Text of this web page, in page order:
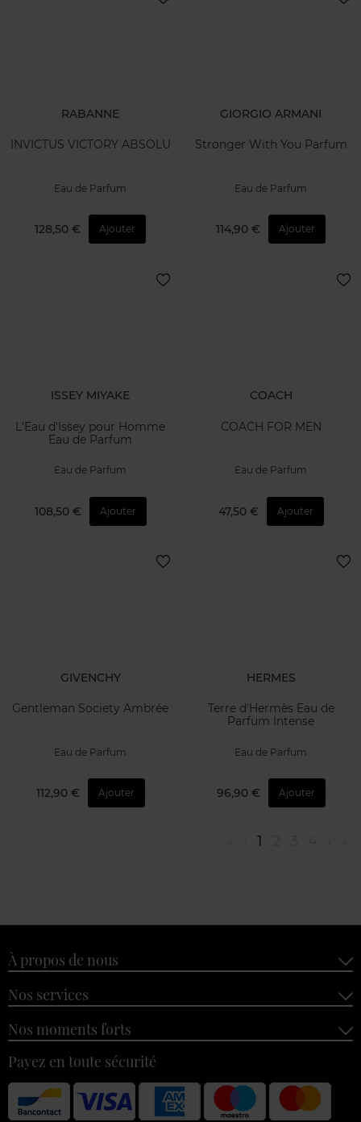
RABANNE
INVICTUS VICTORY ABSOLU
Eau de Parfum
128,50 € Ajouter
GIORGIO ARMANI
Stronger With You Parfum
Eau de Parfum
114,90 € Ajouter
ISSEY MIYAKE
L'Eau d'Issey pour Homme
Eau de Parfum
Eau de Parfum
108,50 € Ajouter
COACH
COACH FOR MEN
Eau de Parfum
47,50 € Ajouter
GIVENCHY
Gentleman Society Ambrée
Eau de Parfum
112,90 € Ajouter
HERMES
Terre d'Hermès Eau de
Parfum Intense
Eau de Parfum
96,90 € Ajouter
1
À propos de nous
Nos services
Nos moments forts
Payez en toute sécurité